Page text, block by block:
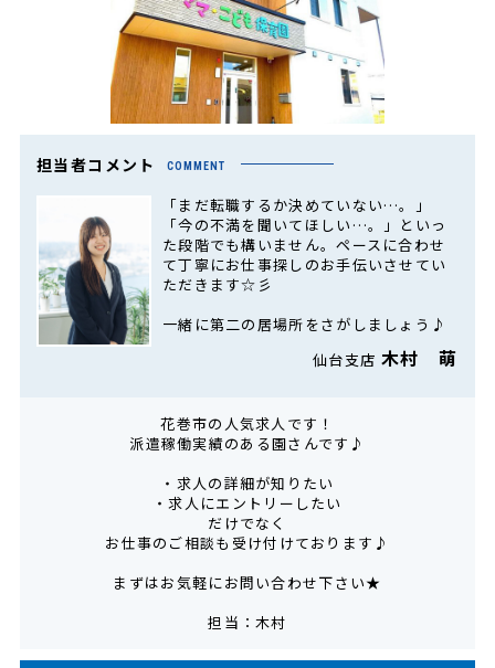
担当者コメント COMMENT
「まだ転職するか決めていない…。」
「今の不満を聞いてほしい…。」といっ
た段階でも構いません。ペースに合わせ
て丁寧にお仕事探しのお手伝いさせてい
ただきます☆彡
一緒に第二の居場所をさがしましょう♪
仙台支店 木村 萌
花巻市の人気求人です！
派遣稼働実績のある園さんです♪
・求人の詳細が知りたい
・求人にエントリーしたい
だけでなく
お仕事のご相談も受け付けております♪
まずはお気軽にお問い合わせ下さい★
担当：木村